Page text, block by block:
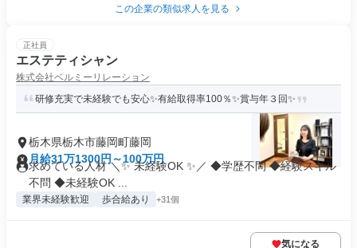
この企業の類似求人を見る
正社員
エステティシャン
株式会社ベルミーリレーション
研修充実で未経験でも安心✨有給取得率100％✨賞与年３回✨
栃木県栃木市藤岡町藤岡
月給31万1300円～100万円
求めている人材 ＼✨ 未経験OK ✨／ ◆学歴不問 ◆経験スキル
不問 ◆未経験OK ...
業界未経験歓迎 歩合給あり +31個
気になる